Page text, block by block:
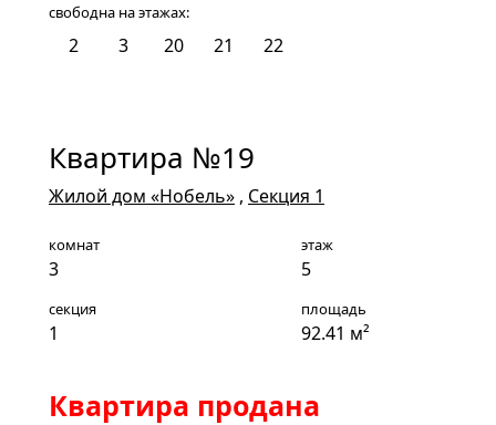
свободна на этажах:
2 3 20 21 22
Квартира №19
Жилой дом «Нобель» , Секция 1
комнат
3
этаж
5
секция
1
площадь
92.41 м²
Квартира продана